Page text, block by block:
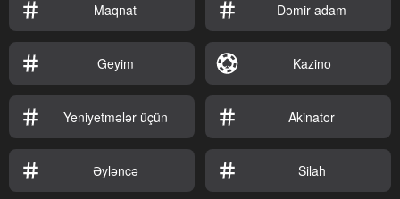
Maqnat Dəmir adam
Geyim Kazino
Yeniyetmələr üçün Akinator
Əyləncə Silah